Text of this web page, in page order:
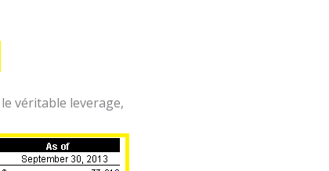
véritable leverage,